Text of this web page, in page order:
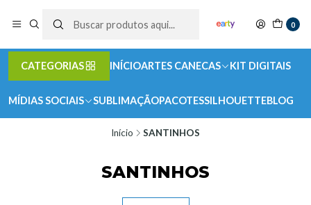
0
CATEGORIAS INÍCIOARTES CANECAS KIT DIGITAIS
MÍDIAS SOCIAIS SUBLIMAÇÃOPACOTESSILHOUETTEBLOG
Início SANTINHOS
SANTINHOS